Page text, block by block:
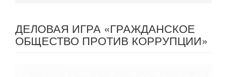
ДЕЛОВАЯ ИГРА «ГРАЖДАНСКОЕ
ОБЩЕСТВО ПРОТИВ КОРРУПЦИИ»